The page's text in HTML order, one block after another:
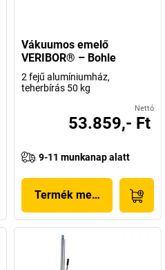
Vákuumos emelő
VERIBOR® – Bohle
2 fejű alumíniumház,
teherbírás 50 kg
Nettó
53.859,- Ft
9-11 munkanap alatt
Termék megjelenítése